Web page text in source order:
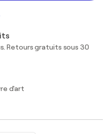
Retours gratuits sous 30
d'art